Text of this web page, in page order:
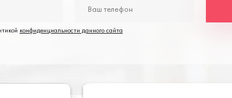
конфиденциальности данного сайта